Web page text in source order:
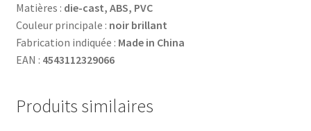
Matières : die-cast, ABS, PVC
Couleur principale : noir brillant
Fabrication indiquée : Made in China
EAN : 4543112329066
Produits similaires